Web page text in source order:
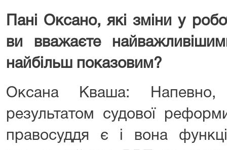
Пані Оксано, які зміни у
ви вважаєте
найбільш показовим?
Оксана Кваша: Напевно,
результатом судової
правосуддя є і вона